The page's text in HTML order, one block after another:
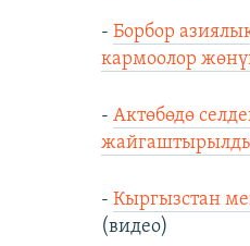
-Борбор
кармоолор
-Актөбөдө
-Кыргызстан
(видео)